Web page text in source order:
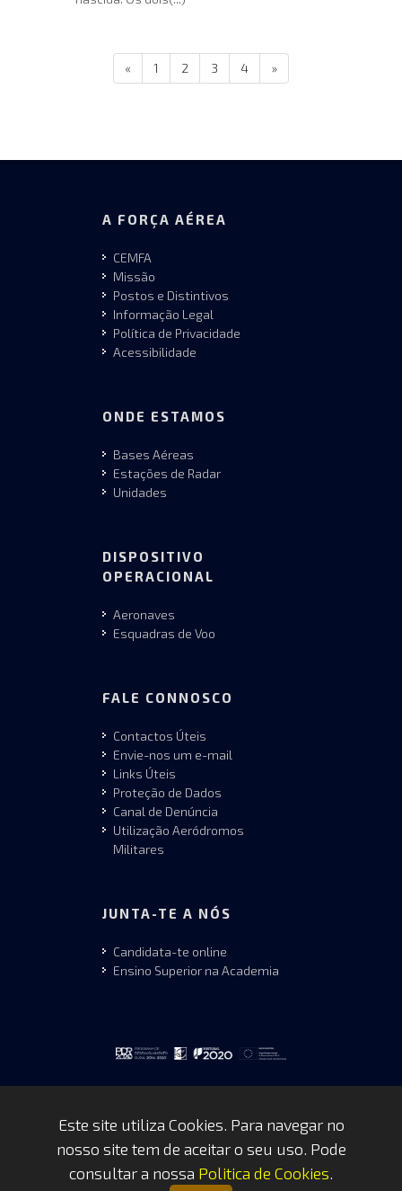
« 1 2 3 4 »
A FORÇA AÉREA
CEMFA
Missão
Postos e Distintivos
Informação Legal
Política de Privacidade
Acessibilidade
ONDE ESTAMOS
Bases Aéreas
Estações de Radar
Unidades
DISPOSITIVO
OPERACIONAL
Aeronaves
Esquadras de Voo
FALE CONNOSCO
Contactos Úteis
Envie-nos um e-mail
Links Úteis
Proteção de Dados
Canal de Denúncia
Utilização Aeródromos
Militares
JUNTA-TE A NÓS
Candidata-te online
Ensino Superior na Academia
Copyrights © 2026 by FAP - DCSI -
Este site utiliza Cookies. Para navegar no
nosso site tem de aceitar o seu uso. Pode
consultar a nossa Politica de Cookies.